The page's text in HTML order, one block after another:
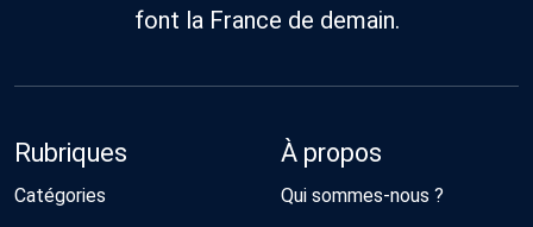
font la France de demain.
Rubriques
Catégories
À propos
Qui sommes-nous ?